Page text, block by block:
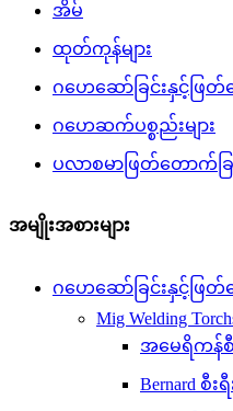
အိမ်
ထုတ်ကုန်များ
ဂဟေဆော်ခြင်းနှင့်ဖြတ်
ဂဟေဆက်ပစ္စည်းများ
ပလာစမာဖြတ်တောက်ခ
အမျိုးအစားများ
ဂဟေဆော်ခြင်းနှင့်ဖြတ်
Mig Welding
အမေရိကန်
Bernard